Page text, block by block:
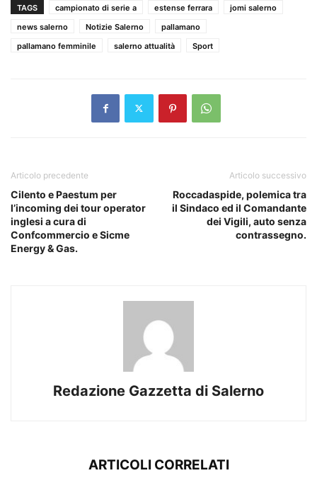
TAGS campionato di serie a estense ferrara
jomi salerno
news salerno
Notizie Salerno
pallamano
pallamano femminile
salerno attualità Sport
Articolo precedente
Cilento e Paestum per
l’incoming dei tour operator
inglesi a cura di
Confcommercio e Sicme
Energy & Gas.
Articolo successivo
Roccadaspide, polemica tra
il Sindaco ed il Comandante
dei Vigili, auto senza
contrassegno.
Redazione Gazzetta di Salerno
ARTICOLI CORRELATI